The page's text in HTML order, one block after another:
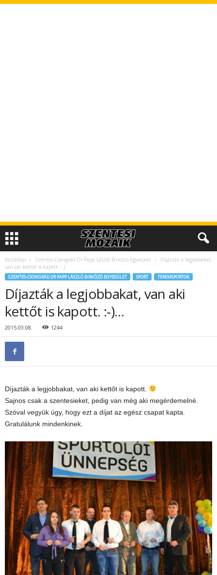
Kezdőlap Szentes-Csongrád Dr Papp László Birkózó Egyesület
Díjazták a legjobbakat,
van aki kettőt is kapott. :-)…
SZENTES-CSONGRÁD DR PAPP LÁSZLÓ BIRKÓZÓ EGYESÜLET SPORT TEREMSPORTOK
Díjazták a legjobbakat, van aki
kettőt is kapott. :-)…
2015.03.08. 1244
Díjazták a legjobbakat, van aki kettőt is kapott.
Sajnos csak a szentesieket, pedig van még aki megérdemelné.
Szóval vegyük úgy, hogy ezt a díjat az egész csapat kapta.
Gratulálunk mindenkinek.